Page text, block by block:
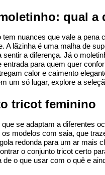
qual a
nuances que vale a
sentir a diferença. Já o
entrada para quem quer
calor e caimento
um só lugar, explore a
tricot feminino
se adaptam a diferentes
os modelos com saia, que
redonda para um ar mais
o conjunto tricot certo
o que usar com o quê e